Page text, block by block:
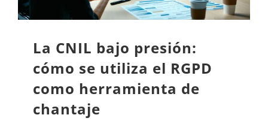
La CNIL bajo presión:
cómo se utiliza el RGPD
como herramienta de
chantaje